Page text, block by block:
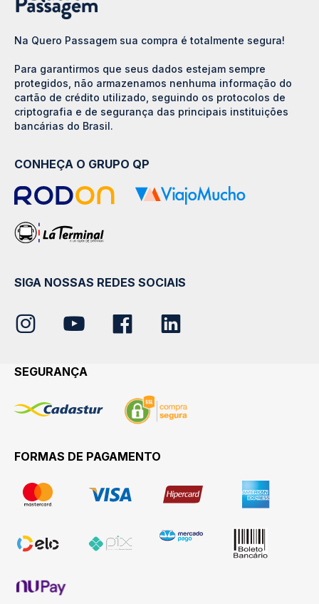
Na Quero Passagem sua compra é totalmente segura!
Para garantirmos que seus dados estejam sempre
protegidos, não armazenamos nenhuma informação do
cartão de crédito utilizado, seguindo os protocolos de
criptografia e de segurança das principais instituições
bancárias do Brasil.
CONHEÇA O GRUPO QP
SIGA NOSSAS REDES SOCIAIS
SEGURANÇA
FORMAS DE PAGAMENTO